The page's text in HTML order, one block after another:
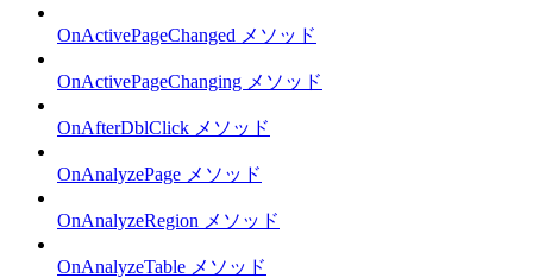
OnActivePageChanged メソッド
OnActivePageChanging メソッド
OnAfterDblClick メソッド
OnAnalyzePage メソッド
OnAnalyzeRegion メソッド
OnAnalyzeTable メソッド